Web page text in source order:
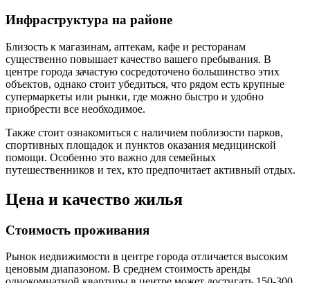
Инфраструктура на районе
Близость к магазинам, аптекам, кафе и ресторанам
существенно повышает качество вашего пребывания. В
центре города зачастую сосредоточено большинство этих
объектов, однако стоит убедиться, что рядом есть крупные
супермаркеты или рынки, где можно быстро и удобно
приобрести все необходимое.
Также стоит ознакомиться с наличием поблизости парков,
спортивных площадок и пунктов оказания медицинской
помощи. Особенно это важно для семейных
путешественников и тех, кто предпочитает активный отдых.
Цена и качество жилья
Стоимость проживания
Рынок недвижимости в центре города отличается высоким
ценовым диапазоном. В среднем стоимость аренды